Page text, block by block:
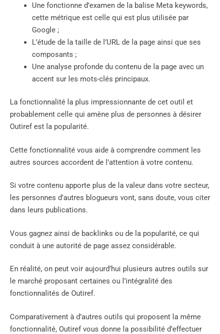
Une fonctionne d’examen de la balise Meta keywords,
cette métrique est celle qui est plus utilisée par
Google ;
L’étude de la taille de l’URL de la page ainsi que ses
composants ;
Une analyse profonde du contenu de la page avec un
accent sur les mots-clés principaux.
La fonctionnalité la plus impressionnante de cet outil et
probablement celle qui amène plus de personnes à désirer
Outiref est la popularité.
Cette fonctionnalité vous aide à comprendre comment les
autres sources accordent de l’attention à votre contenu.
Si votre contenu apporte plus de la valeur dans votre secteur,
les personnes d’autres blogueurs vont, sans doute, vous citer
dans leurs publications.
Vous gagnez ainsi de backlinks ou de la popularité, ce qui
conduit à une autorité de page assez considérable.
En réalité, on peut voir aujourd’hui plusieurs autres outils sur
le marché proposant certaines ou l’intégralité des
fonctionnalités de Outiref.
Comparativement à d’autres outils qui proposent la même
fonctionnalité, Outiref vous donne la possibilité d’effectuer